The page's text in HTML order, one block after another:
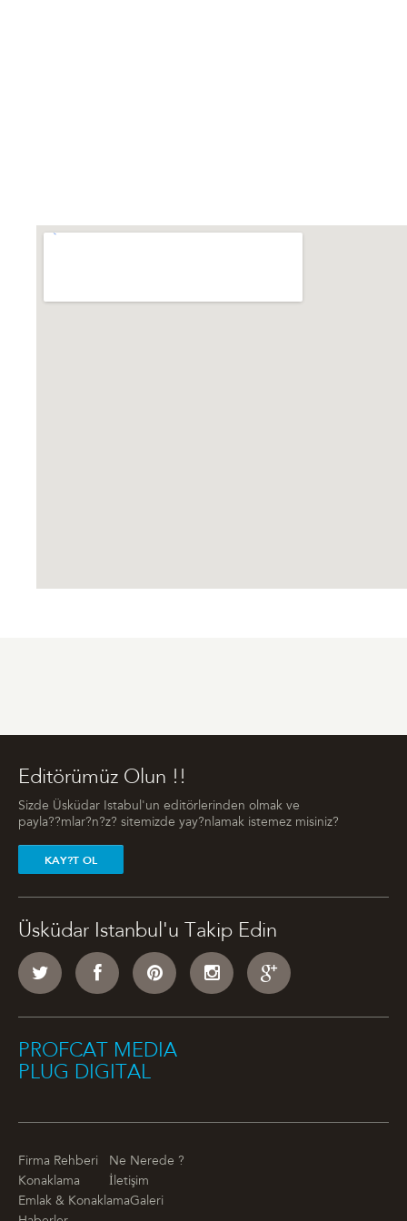
Editörümüz Olun !!
Sizde Üsküdar Istabul'un editörlerinden olmak ve
payla??mlar?n?z? sitemizde yay?nlamak istemez misiniz?
KAY?T OL
Üsküdar Istanbul'u Takip Edin
PROFCAT MEDIA
PLUG DIGITAL
Firma Rehberi
Ne Nerede ?
Konaklama
İletişim
Emlak & KonaklamaGaleri